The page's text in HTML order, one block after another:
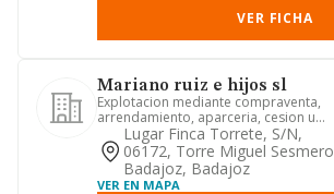
VER FICHA
Mariano ruiz e hijos sl
Explotacion mediante compraventa,
arrendamiento, aparceria, cesion u
otro titulo valido en derecho,...
Lugar Finca Torrete, S/n,
06172, Torre Miguel Sesmero
Badajoz, Badajoz
VER EN MAPA